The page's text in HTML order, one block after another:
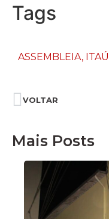
Tags
ASSEMBLEIA, ITAÚ
VOLTAR
Mais Posts